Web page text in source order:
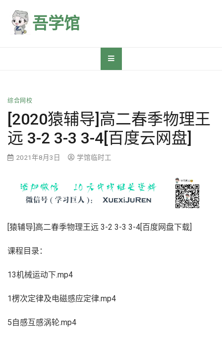
content
吾学馆
综合网校
[2020猿辅导]高二春季物理王
远 3-2 3-3 3-4[百度云网盘]
2021年8月3日 学馆临时工
[猿辅导]高二春季物理王远 3-2 3-3 3-4[百度网盘下载]
课程目录：
13机械运动下.mp4
1楞次定律及电磁感应定律.mp4
5自感互感涡轮.mp4